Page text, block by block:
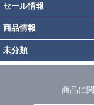
セール情報
商品情報
未分類
商品に